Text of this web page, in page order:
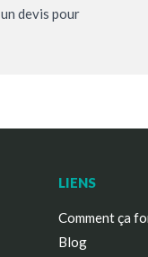
devis pour
LIENS
Comment ça
Blog